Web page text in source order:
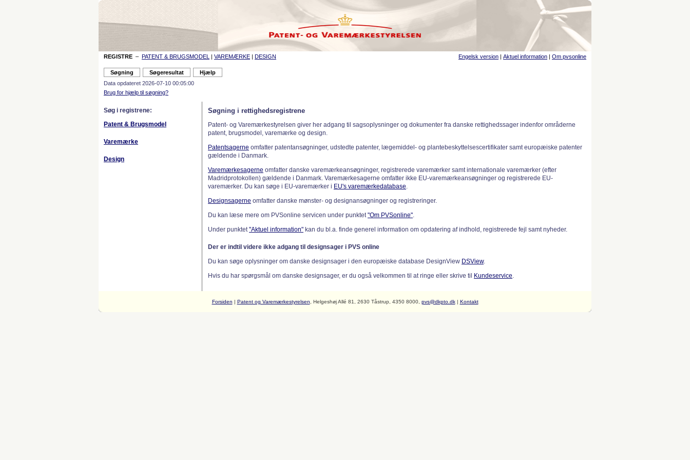
REGISTRE – PATENT & BRUGSMODEL | VAREMÆRKE | DESIGN Engelsk version | Aktuel information | Om pvsonline
Data opdateret 2026-07-10 00:05:00
Brug for hjælp til søgning?
Søg i registrene:
Patent & Brugsmodel
Varemærke
Design
Søgning i rettighedsregistrene
Patent- og Varemærkestyrelsen giver her adgang til sagsoplysninger og dokumenter fra danske rettighedssager indenfor områderne
patent, brugsmodel, varemærke og design.
Patentsagerne omfatter patentansøgninger, udstedte patenter, lægemiddel- og plantebeskyttelsescertifikater samt europæiske patenter
gældende i Danmark.
Varemærkesagerne omfatter danske varemærkeansøgninger, registrerede varemærker samt internationale varemærker (efter
Madridprotokollen) gældende i Danmark. Varemærkesagerne omfatter ikke EU-varemærkeansøgninger og registrerede EU-
varemærker. Du kan søge i EU-varemærker i EU's varemærkedatabase.
Designsagerne omfatter danske mønster- og designansøgninger og registreringer.
Du kan læse mere om PVSonline servicen under punktet"Om PVSonline".
Under punktet"Aktuel information" kan du bl.a. finde generel information om opdatering af indhold, registrerede fejl samt nyheder.
Der er indtil videre ikke adgang til designsager i PVS online
Du kan søge oplysninger om danske designsager i den europæiske database DesignView DSView.
Hvis du har spørgsmål om danske designsager, er du også velkommen til at ringe eller skrive til
Kundeservice.
Forsiden | Patent og Varemærkestyrelsen , Helgeshøj Allé 81, 2630 Tåstrup, 4350 8000, pvs@dkpto.dk| Kontakt